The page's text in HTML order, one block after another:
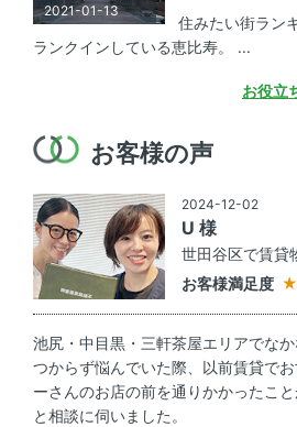
2021-01-13
住みたい街ラン
ランクインしている恵比寿。 ...
お役立
お客様の声
2024-12-02
U 様
世田谷区で賃貸
お客様満足度
池尻・中目黒・三軒茶屋エリアでな
つからず悩んでいた際、以前賃貸で
ーさんのお店の前を通りかかったこ
と相談に伺いました。